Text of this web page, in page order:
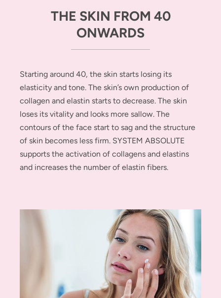
THE SKIN FROM 40
ONWARDS
Starting around 40, the skin starts losing its
elasticity and tone. The skin’s own production of
collagen and elastin starts to decrease. The skin
loses its vitality and looks more sallow. The
contours of the face start to sag and the structure
of skin becomes less firm. SYSTEM ABSOLUTE
supports the activation of collagens and elastins
and increases the number of elastin fibers.